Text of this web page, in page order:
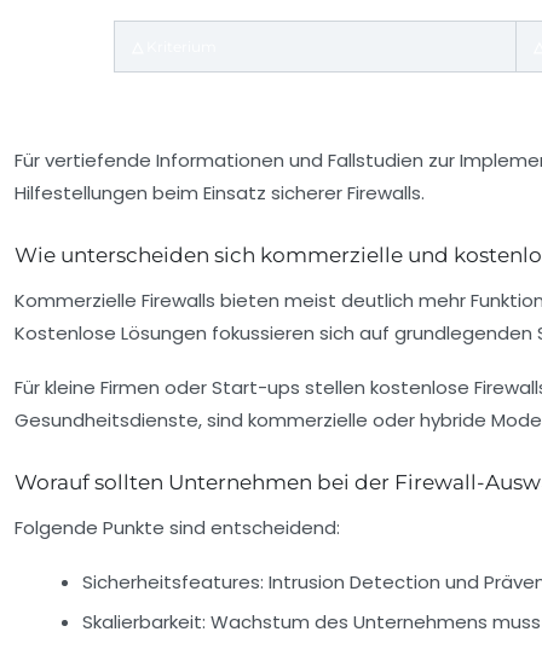
Für vertiefende Informationen und Fallstudien zur
Hilfestellungen beim Einsatz sicherer Firewalls.
Wie unterscheiden sich kommerzielle und
Kommerzielle Firewalls bieten meist deutlich mehr
Kostenlose Lösungen fokussieren sich auf
Für kleine Firmen oder Start-ups stellen kostenlose
Gesundheitsdienste, sind kommerzielle oder hybride
Worauf sollten Unternehmen bei der Firewall-
Folgende Punkte sind entscheidend:
Sicherheitsfeatures: Intrusion Detection und
Skalierbarkeit: Wachstum des Unternehmens